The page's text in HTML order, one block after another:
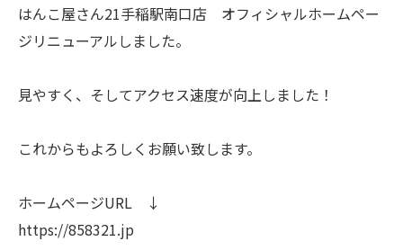
はんこ屋さん21手稲駅南口店 オフィシャルホームペー
ジリニューアルしました。
見やすく、そしてアクセス速度が向上しました！
これからもよろしくお願い致します。
ホームページURL ↓
https://858321.jp